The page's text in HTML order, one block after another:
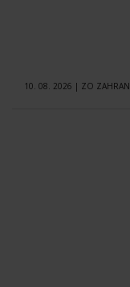
10. 08. 2026 | ZO